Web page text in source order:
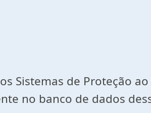
Sistemas de Proteção
no banco de dados